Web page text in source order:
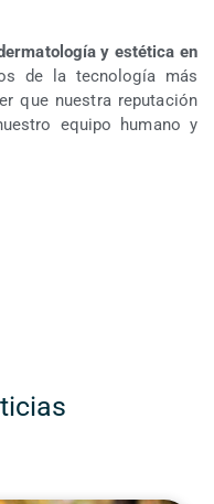
y estética en
de la tecnología más
que nuestra reputación
equipo humano y